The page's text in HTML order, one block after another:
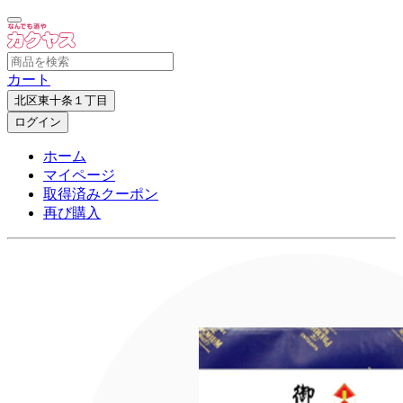
カート
北区東十条１丁目
ログイン
ホーム
マイページ
取得済みクーポン
再び購入